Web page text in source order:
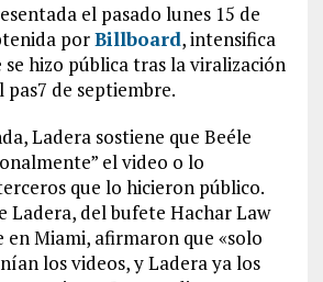
el pasado lunes 15 de
porBillboard, intensifica
hizo pública tras la viralización
de septiembre.
Ladera sostiene que Beéle
el video o lo
que lo hicieron público.
Ladera, del bufete Hachar Law
en Miami, afirmaron que «solo
los videos, y Ladera ya los